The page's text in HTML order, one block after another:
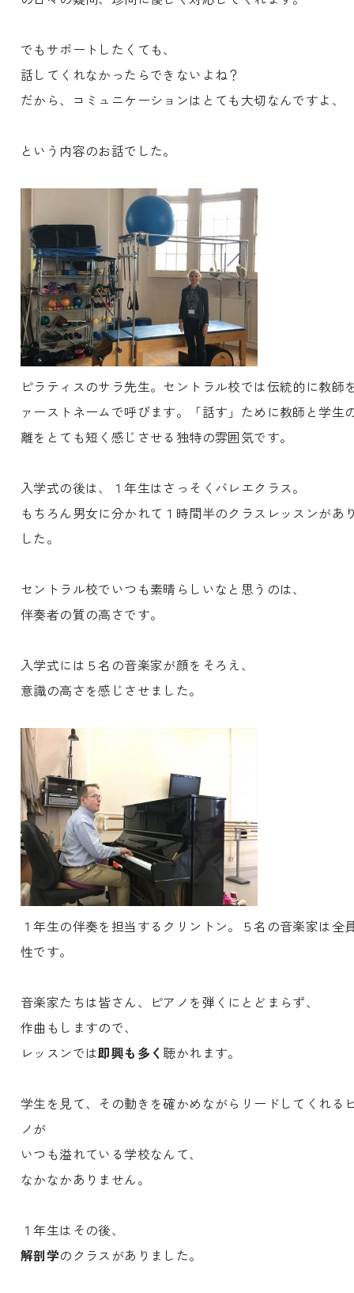
でもサポートしたくても、
話してくれなかったらできないよね？
だから、コミュニケーションはとても大切なんですよ、
という内容のお話でした。
ピラティスのサラ先生。セントラル校では伝統的に教師
ァーストネームで呼びます。「話す」ために教師と学生
離をとても短く感じさせる独特の雰囲気です。
入学式の後は、１年生はさっそくバレエクラス。
もちろん男女に分かれて１時間半のクラスレッスンがあ
した。
セントラル校でいつも素晴らしいなと思うのは、
伴奏者の質の高さです。
入学式には５名の音楽家が顔をそろえ、
意識の高さを感じさせました。
１年生の伴奏を担当するクリントン。５名の音楽家は全
性です。
音楽家たちは皆さん、ピアノを弾くにとどまらず、
作曲もしますので、
レッスンでは即興も多く 聴かれます。
学生を見て、その動きを確かめながらリードしてくれる
ノが
いつも溢れている学校なんて、
なかなかありません。
１年生はその後、
解剖学のクラスがありました。